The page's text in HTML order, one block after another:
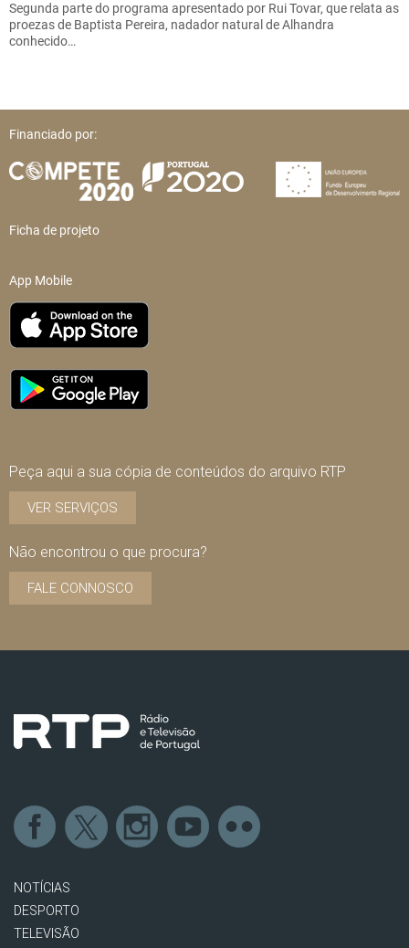
Segunda parte do programa apresentado por Rui Tovar, que relata as
proezas de Baptista Pereira, nadador natural de Alhandra
conhecido…
Financiado por:
Ficha de projeto
App Mobile
Peça aqui a sua cópia de conteúdos do arquivo RTP
VER SERVIÇOS
Não encontrou o que procura?
FALE CONNOSCO
NOTÍCIAS
DESPORTO
TELEVISÃO